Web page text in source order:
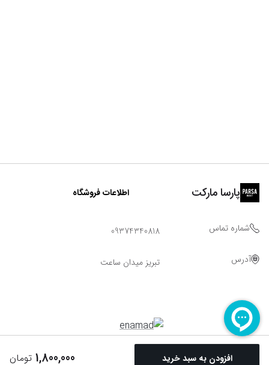
افزودن به سبد خرید 1,800,000 تومان
پارسا مارکت اطلاعات فروشگاه
شماره تماس 09374340818
آدرس تبریز میدان ساعت